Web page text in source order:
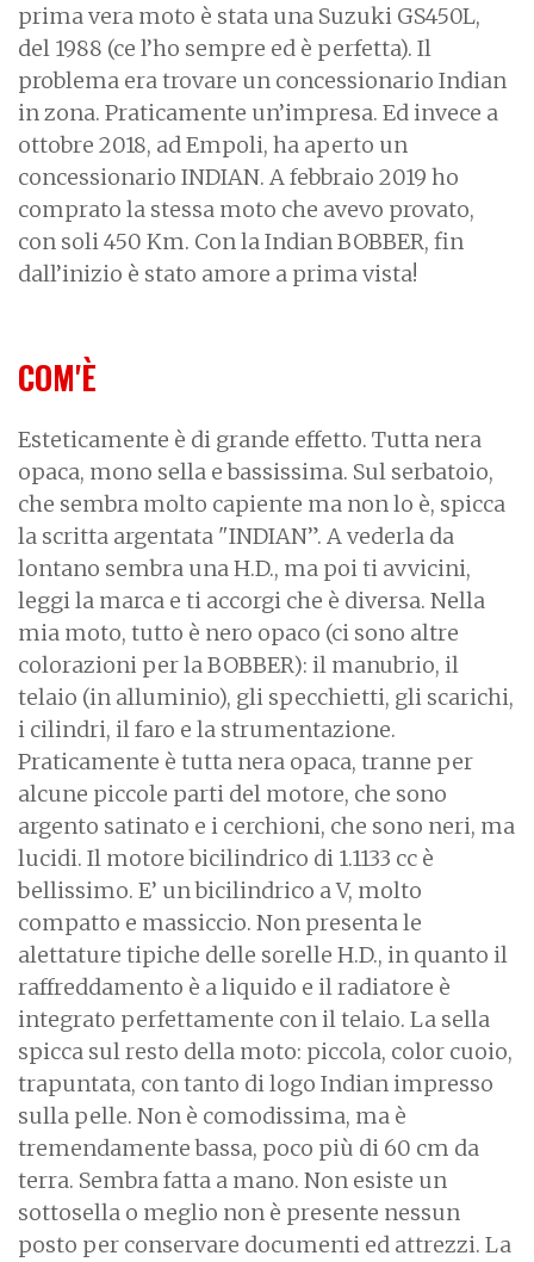
prima vera moto è stata una Suzuki GS450L,
del 1988 (ce l’ho sempre ed è perfetta). Il
problema era trovare un concessionario Indian
in zona. Praticamente un’impresa. Ed invece a
ottobre 2018, ad Empoli, ha aperto un
concessionario INDIAN. A febbraio 2019 ho
comprato la stessa moto che avevo provato,
con soli 450 Km. Con la Indian BOBBER, fin
dall’inizio è stato amore a prima vista!
COM'È
Esteticamente è di grande effetto. Tutta nera
opaca, mono sella e bassissima. Sul serbatoio,
che sembra molto capiente ma non lo è, spicca
la scritta argentata "INDIAN”. A vederla da
lontano sembra una H.D., ma poi ti avvicini,
leggi la marca e ti accorgi che è diversa. Nella
mia moto, tutto è nero opaco (ci sono altre
colorazioni per la BOBBER): il manubrio, il
telaio (in alluminio), gli specchietti, gli scarichi,
i cilindri, il faro e la strumentazione.
Praticamente è tutta nera opaca, tranne per
alcune piccole parti del motore, che sono
argento satinato e i cerchioni, che sono neri, ma
lucidi. Il motore bicilindrico di 1.1133 cc è
bellissimo. E’ un bicilindrico a V, molto
compatto e massiccio. Non presenta le
alettature tipiche delle sorelle H.D., in quanto il
raffreddamento è a liquido e il radiatore è
integrato perfettamente con il telaio. La sella
spicca sul resto della moto: piccola, color cuoio,
trapuntata, con tanto di logo Indian impresso
sulla pelle. Non è comodissima, ma è
tremendamente bassa, poco più di 60 cm da
terra. Sembra fatta a mano. Non esiste un
sottosella o meglio non è presente nessun
posto per conservare documenti ed attrezzi. La